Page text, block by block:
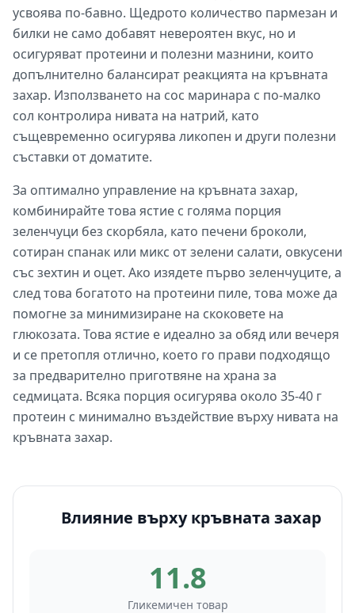
усвоява по-бавно. Щедрото количество пармезан и
билки не само добавят невероятен вкус, но и
осигуряват протеини и полезни мазнини, които
допълнително балансират реакцията на кръвната
захар. Използването на сос маринара с по-малко
сол контролира нивата на натрий, като
същевременно осигурява ликопен и други полезни
съставки от доматите.
За оптимално управление на кръвната захар,
комбинирайте това ястие с голяма порция
зеленчуци без скорбяла, като печени броколи,
сотиран спанак или микс от зелени салати, овкусени
със зехтин и оцет. Ако изядете първо зеленчуците, а
след това богатото на протеини пиле, това може да
помогне за минимизиране на скоковете на
глюкозата. Това ястие е идеално за обяд или вечеря
и се претопля отлично, което го прави подходящо
за предварително приготвяне на храна за
седмицата. Всяка порция осигурява около 35-40 г
протеин с минимално въздействие върху нивата на
кръвната захар.
Влияние върху кръвната захар
11.8
Гликемичен товар